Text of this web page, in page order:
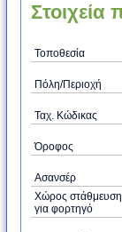
Τοποθεσία
Πόλη/Περιοχή
Ταχ. Κώδικας
Όροφος
Ασανσέρ
Χώρος
για φορτηγό